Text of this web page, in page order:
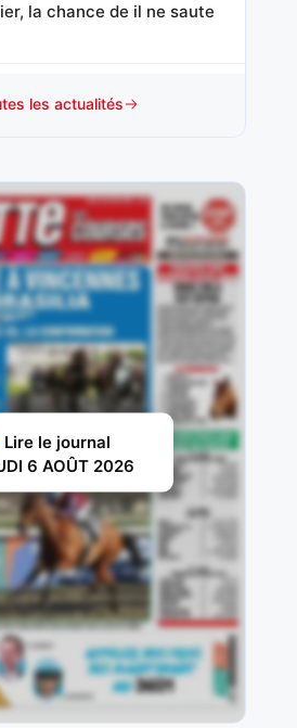
la chance de il ne saute
un probant début de
: Absent de décembre à mai,
fils de Bold Eagle est une
de cette épreuve en 2024
il a montré qu’il avait
un début de carrière en
les actualités
Lire le journal
6 AOÛT 2026